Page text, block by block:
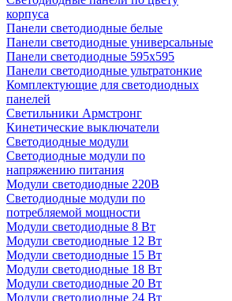
корпуса
Панели светодиодные белые
Панели светодиодные универсальные
Панели светодиодные 595х595
Панели светодиодные ультратонкие
Комплектующие для светодиодных
панелей
Светильники Армстронг
Кинетические выключатели
Светодиодные модули
Светодиодные модули по
напряжению питания
Модули светодиодные 220В
Светодиодные модули по
потребляемой мощности
Модули светодиодные 8 Вт
Модули светодиодные 12 Вт
Модули светодиодные 15 Вт
Модули светодиодные 18 Вт
Модули светодиодные 20 Вт
Модули светодиодные 24 Вт